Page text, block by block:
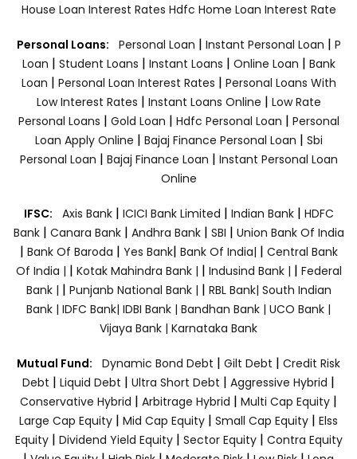
House Loan Interest Rates Hdfc Home Loan Interest Rate
Personal Loans: Personal Loan | Instant Personal Loan | P
Loan | Student Loans | Instant Loans | Online Loan | Bank
Loan | Personal Loan Interest Rates | Personal Loans With
Low Interest Rates | Instant Loans Online | Low Rate
Personal Loans | Gold Loan | Hdfc Personal Loan | Personal
Loan Apply Online | Bajaj Finance Personal Loan | Sbi
Personal Loan | Bajaj Finance Loan | Instant Personal Loan
Online
IFSC: Axis Bank | ICICI Bank Limited | Indian Bank | HDFC
Bank| Canara Bank | Andhra Bank| SBI | Union Bank Of India
| Bank Of Baroda | Yes Bank| Bank Of India| | Central Bank
Of India | | Kotak Mahindra Bank | | Indusind Bank | | Federal
Bank | | Punjanb National Bank | | RBL Bank| South Indian
Bank | IDFC Bank| IDBI Bank | Bandhan Bank | UCO Bank |
Vijaya Bank | Karnataka Bank
Mutual Fund: Dynamic Bond Debt | Gilt Debt | Credit Risk
Debt | Liquid Debt | Ultra Short Debt | Aggressive Hybrid |
Conservative Hybrid | Arbitrage Hybrid | Multi Cap Equity |
Large Cap Equity | Mid Cap Equity | Small Cap Equity | Elss
Equity| Dividend Yield Equity| Sector Equity | Contra Equity